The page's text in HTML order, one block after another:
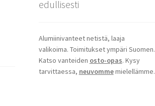
edullisesti
Alumiinivanteet netistä, laaja
valikoima. Toimitukset ympäri Suomen.
Katso vanteiden osto-opas. Kysy
tarvittaessa, neuvommemielellämme.